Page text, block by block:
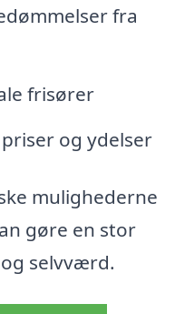
fra
frisører
og ydelser
mulighederne
gøre en stor
selvværd.